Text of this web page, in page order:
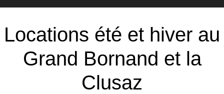
Locations été et hiver au
Grand Bornand et la
Clusaz